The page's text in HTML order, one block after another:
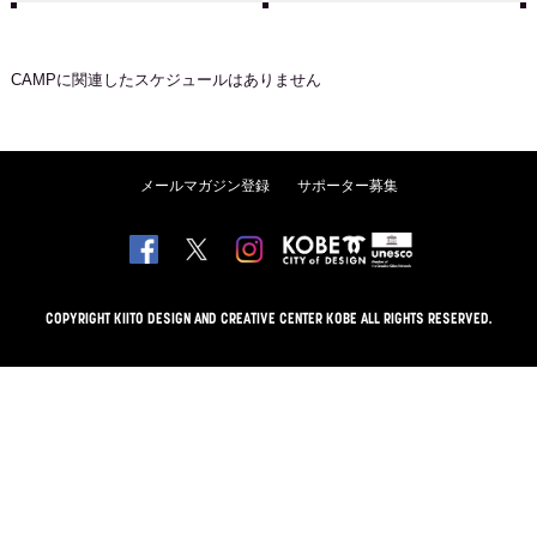
CAMPに関連したスケジュールはありません
メールマガジン登録 サポーター募集
COPYRIGHT KIITO DESIGN AND CREATIVE CENTER KOBE ALL RIGHTS RESERVED.